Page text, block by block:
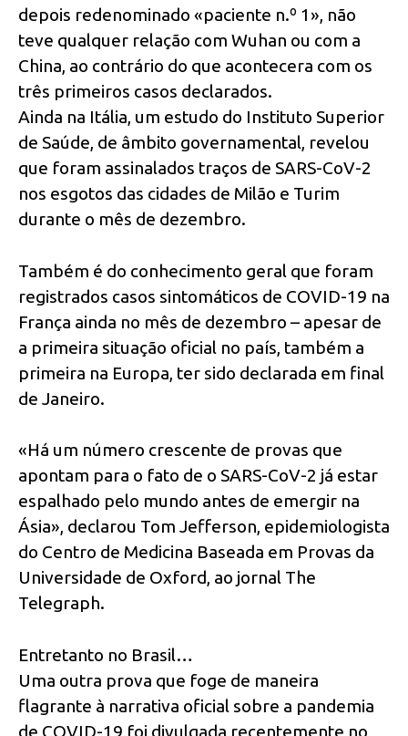
depois redenominado «paciente n.º 1», não
teve qualquer relação com Wuhan ou com a
China, ao contrário do que acontecera com os
três primeiros casos declarados.
Ainda na Itália, um estudo do Instituto Superior
de Saúde, de âmbito governamental, revelou
que foram assinalados traços de SARS-CoV-2
nos esgotos das cidades de Milão e Turim
durante o mês de dezembro.
Também é do conhecimento geral que foram
registrados casos sintomáticos de COVID-19 na
França ainda no mês de dezembro – apesar de
a primeira situação oficial no país, também a
primeira na Europa, ter sido declarada em final
de Janeiro.
«Há um número crescente de provas que
apontam para o fato de o SARS-CoV-2 já estar
espalhado pelo mundo antes de emergir na
Ásia», declarou Tom Jefferson, epidemiologista
do Centro de Medicina Baseada em Provas da
Universidade de Oxford, ao jornal The
Telegraph.
Entretanto no Brasil…
Uma outra prova que foge de maneira
flagrante à narrativa oficial sobre a pandemia
de COVID-19 foi divulgada recentemente no